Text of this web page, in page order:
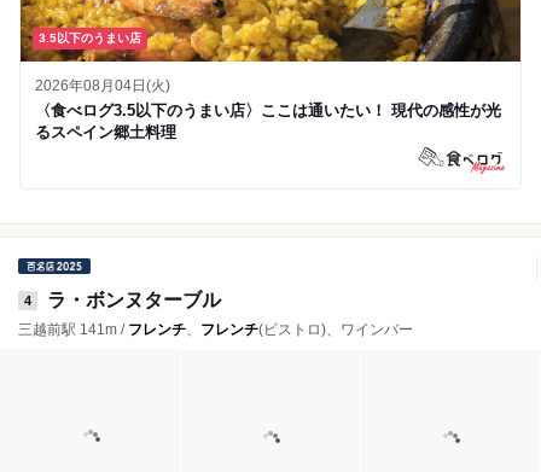
3.5以下のうまい店
2026年08月04日(火)
〈食べログ3.5以下のうまい店〉ここは通いたい！ 現代の感性が光
るスペイン郷土料理
4 ラ・ボンヌターブル
三越前駅 141m / フレンチ フレンチ(ビストロ)、ワインバー